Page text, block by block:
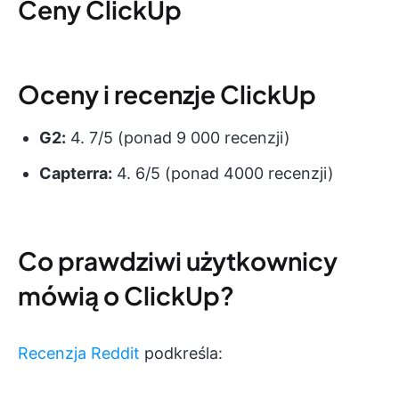
Ceny ClickUp
Oceny i recenzje ClickUp
G2: 4. 7/5 (ponad 9 000 recenzji)
Capterra: 4. 6/5 (ponad 4000 recenzji)
Co prawdziwi użytkownicy
mówią o ClickUp?
Recenzja Reddit podkreśla: